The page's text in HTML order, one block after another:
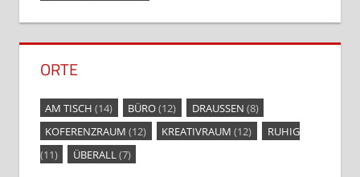
ORTE
AM TISCH (14) BÜRO(12) DRAUSSEN
(8)
KOFERENZRAUM (12) KREATIVRAUM (12)
RUHIG
(11)
ÜBERALL (7)